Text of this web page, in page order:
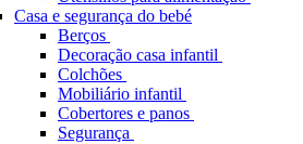
Casa e segurança do bebé
Berços
Decoração casa infantil
Colchões
Mobiliário infantil
Cobertores e panos
Segurança